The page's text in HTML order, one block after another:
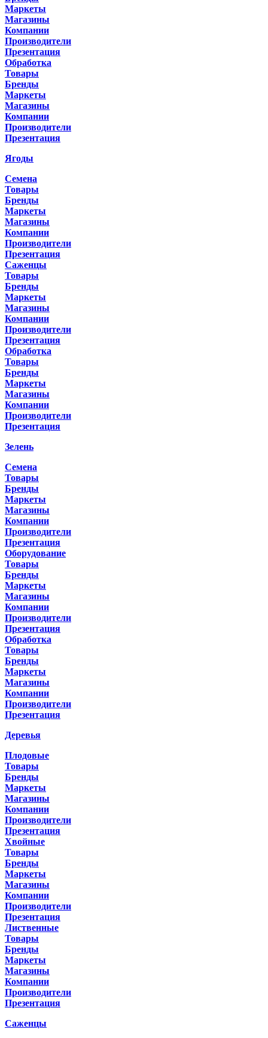
Маркеты
Магазины
Компании
Производители
Презентация
Обработка
Товары
Бренды
Маркеты
Магазины
Компании
Производители
Презентация
Ягоды
Семена
Товары
Бренды
Маркеты
Магазины
Компании
Производители
Презентация
Саженцы
Товары
Бренды
Маркеты
Магазины
Компании
Производители
Презентация
Обработка
Товары
Бренды
Маркеты
Магазины
Компании
Производители
Презентация
Зелень
Семена
Товары
Бренды
Маркеты
Магазины
Компании
Производители
Презентация
Оборудование
Товары
Бренды
Маркеты
Магазины
Компании
Производители
Презентация
Обработка
Товары
Бренды
Маркеты
Магазины
Компании
Производители
Презентация
Деревья
Плодовые
Товары
Бренды
Маркеты
Магазины
Компании
Производители
Презентация
Хвойные
Товары
Бренды
Маркеты
Магазины
Компании
Производители
Презентация
Лиственные
Товары
Бренды
Маркеты
Магазины
Компании
Производители
Презентация
Саженцы